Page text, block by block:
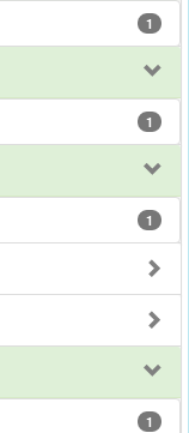
1
1
1
1